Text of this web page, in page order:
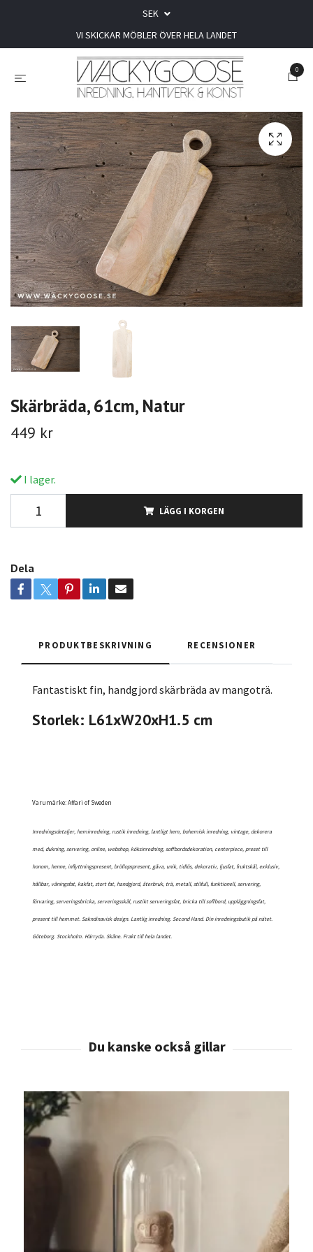
SEK
VI SKICKAR MÖBLER ÖVER HELA LANDET
0
Skärbräda, 61cm, Natur
449 kr
I lager.
LÄGG I KORGEN
Dela
PRODUKTBESKRIVNING RECENSIONER
Fantastiskt fin, handgjord skärbräda av mangoträ.
Storlek: L61xW20xH1.5 cm
Varumärke: Affari of Sweden
Inredningsdetaljer, heminredning, rustik inredning, lantligt hem, bohemisk inredning, vintage, dekorera
med, dukning, servering, online, webshop, köksinredning, soffbordsdekoration, centerpiece, preset till
honom, henne, inflyttningspresent, bröllopspresent, gåva, unik, tidlös, dekorativ, ljusfat, fruktskål, exklusiv,
hållbar, våningsfat, kakfat, stort fat, handgjord, återbruk, trä, metall, stilfull, funktionell, servering,
förvaring, serveringsbricka, serveringsskål, rustikt serveringsfat, bricka till soffbord, uppläggningsfat,
present till hemmet. Sakndinavisk design. Lantlig inredning. Second Hand. Din inredningsbutik på nätet.
Göteborg. Stockholm. Härryda. Skåne. Frakt till hela landet.